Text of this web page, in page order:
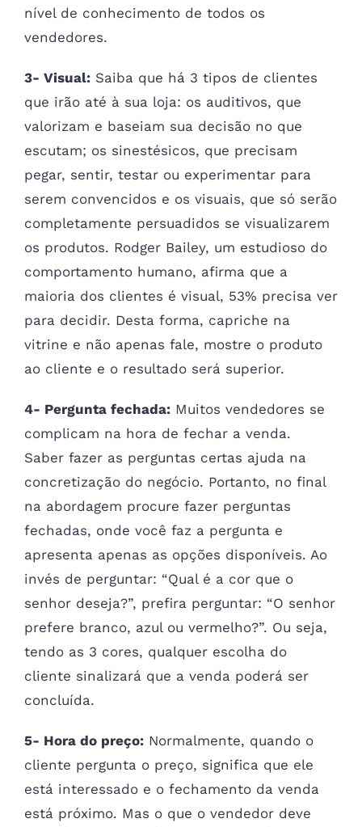
nível de conhecimento de todos os
vendedores.
3- Visual: Saiba que há 3 tipos de clientes
que irão até à sua loja: os auditivos, que
valorizam e baseiam sua decisão no que
escutam; os sinestésicos, que precisam
pegar, sentir, testar ou experimentar para
serem convencidos e os visuais, que só serão
completamente persuadidos se visualizarem
os produtos. Rodger Bailey, um estudioso do
comportamento humano, afirma que a
maioria dos clientes é visual, 53% precisa ver
para decidir. Desta forma, capriche na
vitrine e não apenas fale, mostre o produto
ao cliente e o resultado será superior.
4- Pergunta fechada: Muitos vendedores se
complicam na hora de fechar a venda.
Saber fazer as perguntas certas ajuda na
concretização do negócio. Portanto, no final
na abordagem procure fazer perguntas
fechadas, onde você faz a pergunta e
apresenta apenas as opções disponíveis. Ao
invés de perguntar: “Qual é a cor que o
senhor deseja?”, prefira perguntar: “O senhor
prefere branco, azul ou vermelho?”. Ou seja,
tendo as 3 cores, qualquer escolha do
cliente sinalizará que a venda poderá ser
concluída.
5- Hora do preço: Normalmente, quando o
cliente pergunta o preço, significa que ele
está interessado e o fechamento da venda
está próximo. Mas o que o vendedor deve